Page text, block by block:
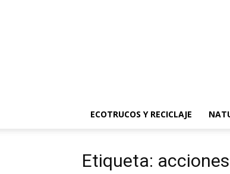
ECOTRUCOS Y RECICLAJE
Etiqueta: